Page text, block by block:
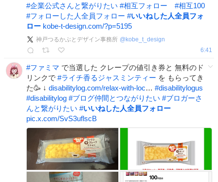
#企業公式さんと繋がりたい #相互フォロー #相互100
#フォローした人全員フォロー #いいねした人全員フォ
ロー kobe-t-design.com/?p=5195
神戸つるかぶとデザイン事務所 @ kobe_t_design
6:41
#ファミマ で当選した クレープの値引き券と 無料のド
リンクで #ライチ香るジャスミンティー を もらってき
た🥳 ↓ disabilitylog.com/relax-with-loc… #disabilitylogus
#disabilitylog #ブログ仲間とつながりたい #ブロガーさ
んと繋がりたい #いいねした人全員フォロー
pic.x.com/SvS3uflscB